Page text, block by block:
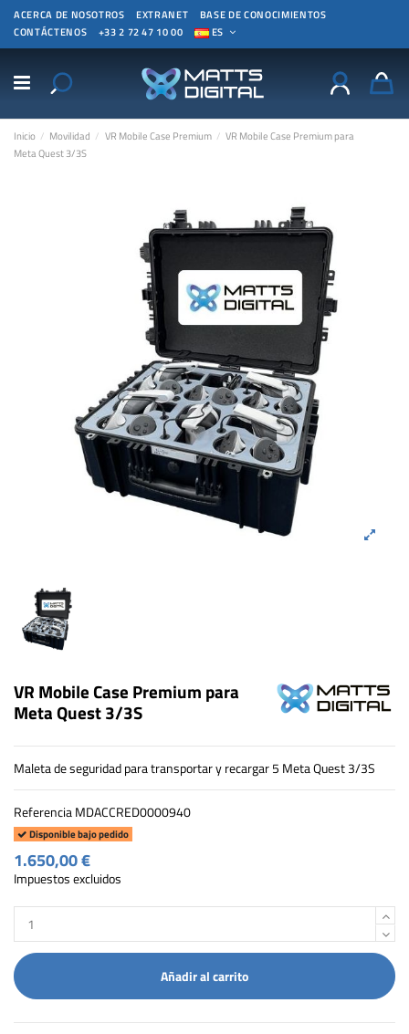
ACERCA DE NOSOTROS EXTRANET
BASE DE CONOCIMIENTOS
CONTÁCTENOS
+33 2 72 47 10 00 ES
Inicio Movilidad VR Mobile Case Premium
VR Mobile Case Premium para
Meta Quest 3/3S
VR Mobile Case Premium para
Meta Quest 3/3S
Maleta de seguridad para transportar y recargar 5 Meta Quest 3/3S
ReferenciaMDACCRED0000940
Disponible bajo pedido
1.650,00 €
Impuestos excluidos
Añadir al carrito